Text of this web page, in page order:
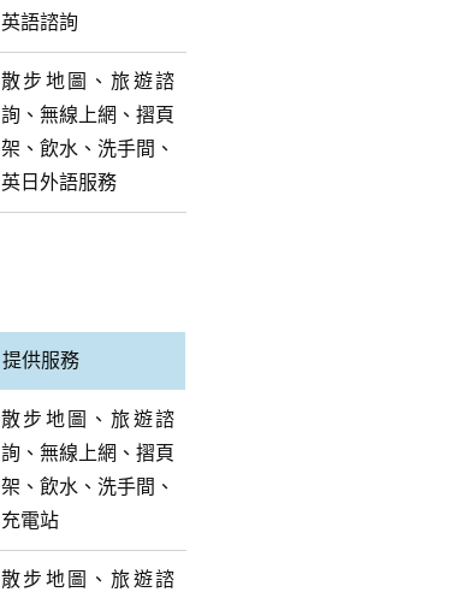
英語諮詢
散步地圖、旅遊諮
詢、無線上網、摺頁
架、飲水、洗手間、
英日外語服務
提供服務
散步地圖、旅遊諮
詢、無線上網、摺頁
架、飲水、洗手間、
充電站
散步地圖、旅遊諮